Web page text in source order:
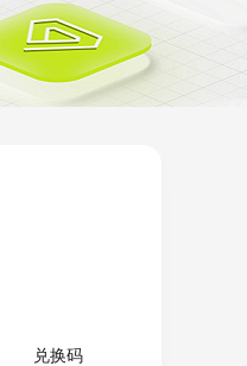
兑换码